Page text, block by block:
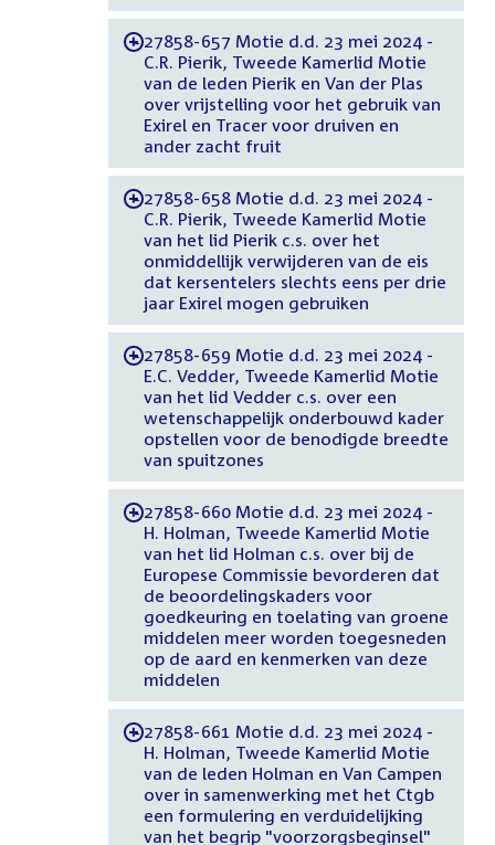
-27858-657 Motie d.d. 23 mei 2024 -
C.R. Pierik, Tweede Kamerlid Motie
van de leden Pierik en Van der Plas
over vrijstelling voor het gebruik van
Exirel en Tracer voor druiven en
ander zacht fruit
-27858-658 Motie d.d. 23 mei 2024 -
C.R. Pierik, Tweede Kamerlid Motie
van het lid Pierik c.s. over het
onmiddellijk verwijderen van de eis
dat kersentelers slechts eens per drie
jaar Exirel mogen gebruiken
-27858-659 Motie d.d. 23 mei 2024 -
E.C. Vedder, Tweede Kamerlid Motie
van het lid Vedder c.s. over een
wetenschappelijk onderbouwd kader
opstellen voor de benodigde breedte
van spuitzones
-27858-660 Motie d.d. 23 mei 2024 -
H. Holman, Tweede Kamerlid Motie
van het lid Holman c.s. over bij de
Europese Commissie bevorderen dat
de beoordelingskaders voor
goedkeuring en toelating van groene
middelen meer worden toegesneden
op de aard en kenmerken van deze
middelen
-27858-661 Motie d.d. 23 mei 2024 -
H. Holman, Tweede Kamerlid Motie
van de leden Holman en Van Campen
over in samenwerking met het Ctgb
een formulering en verduidelijking
van het begrip "voorzorgsbeginsel"